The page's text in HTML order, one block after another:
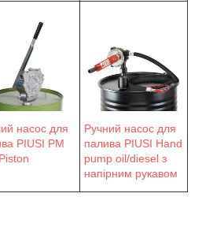
насос для
PIUSI PM
Ручний насос для
палива PIUSI Hand
pump oil/diesel з
напірним рукавом